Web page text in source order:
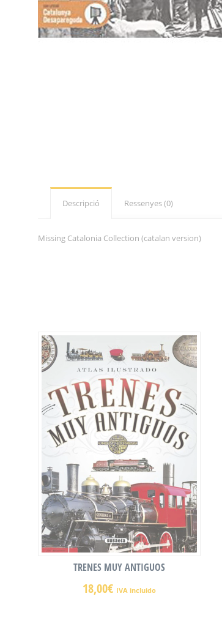
Descripció Ressenyes (0)
Missing Catalonia Collection (catalan version)
TRENES MUY ANTIGUOS
18,00€ IVA incluido